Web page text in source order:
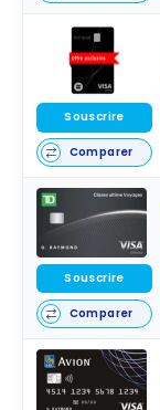
Souscrire
Comparer
Souscrire
Comparer